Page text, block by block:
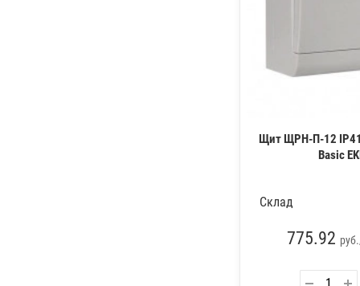
Щит ЩРН-П-12 IP41
Basic
Склад
775.92